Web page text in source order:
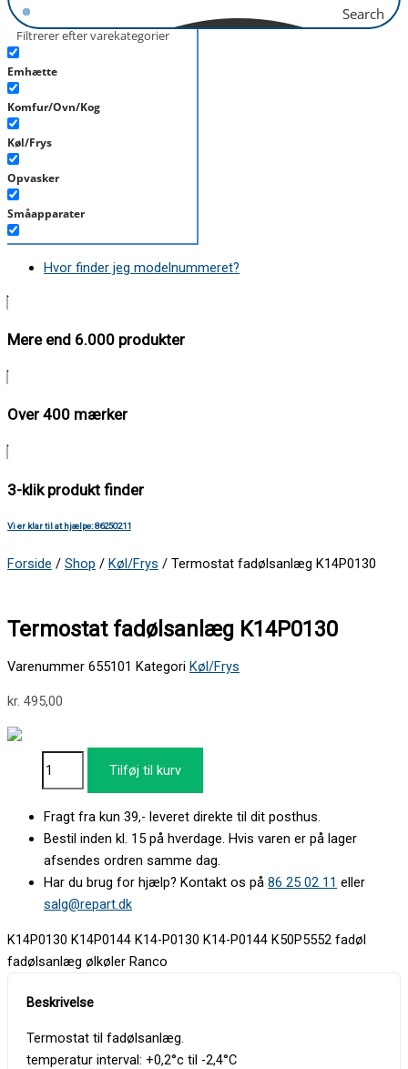
Search
Filtrerer efter varekategorier
Emhætte
Komfur/Ovn/Kog
Køl/Frys
Opvasker
Småapparater
Støvsuger
Hvor finder jeg modelnummeret?
Mere end 6.000 produkter
Over 400 mærker
3-klik produkt finder
Vi er klar til at hjælpe: 86250211
Forside / Shop / Køl/Frys / Termostat fadølsanlæg K14P0130
Termostat fadølsanlæg K14P0130
Varenummer 655101 Kategori Køl/Frys
kr. 495,00
Tilføj til kurv
Fragt fra kun 39,- leveret direkte til dit posthus.
Bestil inden kl. 15 på hverdage. Hvis varen er på lager
afsendes ordren samme dag.
Har du brug for hjælp? Kontakt os på 86 25 02 11 eller
salg@repart.dk
K14P0130 K14P0144 K14-P0130 K14-P0144 K50P5552 fadøl
fadølsanlæg ølkøler Ranco
Termostat til fadølsanlæg.
temperatur interval: +0,2°c til -2,4°C